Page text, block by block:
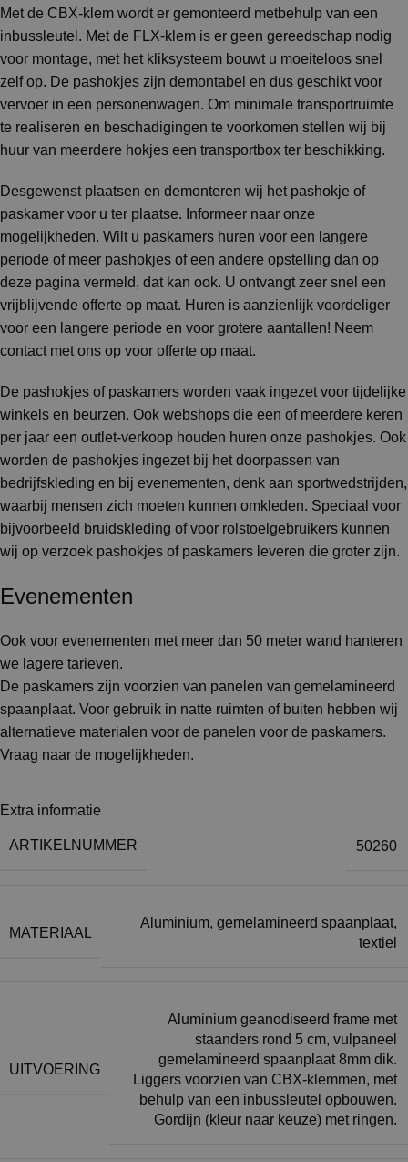
Met de CBX-klem wordt er gemonteerd metbehulp van een
inbussleutel. Met de FLX-klem is er geen gereedschap nodig
voor montage, met het kliksysteem bouwt u moeiteloos snel
zelf op. De pashokjes zijn demontabel en dus geschikt voor
vervoer in een personenwagen. Om minimale transportruimte
te realiseren en beschadigingen te voorkomen stellen wij bij
huur van meerdere hokjes een transportbox ter beschikking.
Desgewenst plaatsen en demonteren wij het pashokje of
paskamer voor u ter plaatse. Informeer naar onze
mogelijkheden. Wilt u paskamers huren voor een langere
periode of meer pashokjes of een andere opstelling dan op
deze pagina vermeld, dat kan ook. U ontvangt zeer snel een
vrijblijvende offerte op maat. Huren is aanzienlijk voordeliger
voor een langere periode en voor grotere aantallen! Neem
contact met ons op voor offerte op maat.
De pashokjes of paskamers worden vaak ingezet voor tijdelijke
winkels en beurzen. Ook webshops die een of meerdere keren
per jaar een outlet-verkoop houden huren onze pashokjes. Ook
worden de pashokjes ingezet bij het doorpassen van
bedrijfskleding en bij evenementen, denk aan sportwedstrijden,
waarbij mensen zich moeten kunnen omkleden. Speciaal voor
bijvoorbeeld bruidskleding of voor rolstoelgebruikers kunnen
wij op verzoek pashokjes of paskamers leveren die groter zijn.
Evenementen
Ook voor evenementen met meer dan 50 meter wand hanteren
we lagere tarieven.
De paskamers zijn voorzien van panelen van gemelamineerd
spaanplaat. Voor gebruik in natte ruimten of buiten hebben wij
alternatieve materialen voor de panelen voor de paskamers.
Vraag naar de mogelijkheden.
Extra informatie
ARTIKELNUMMER 50260
MATERIAAL
Aluminium, gemelamineerd spaanplaat,
textiel
UITVOERING
Aluminium geanodiseerd frame met
staanders rond 5 cm, vulpaneel
gemelamineerd spaanplaat 8mm dik.
Liggers voorzien van CBX-klemmen, met
behulp van een inbussleutel opbouwen.
Gordijn (kleur naar keuze) met ringen.